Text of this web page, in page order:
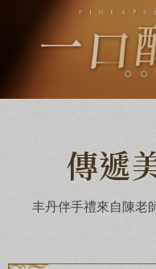
超取滿
傳遞
丰丹伴手禮來自陳老